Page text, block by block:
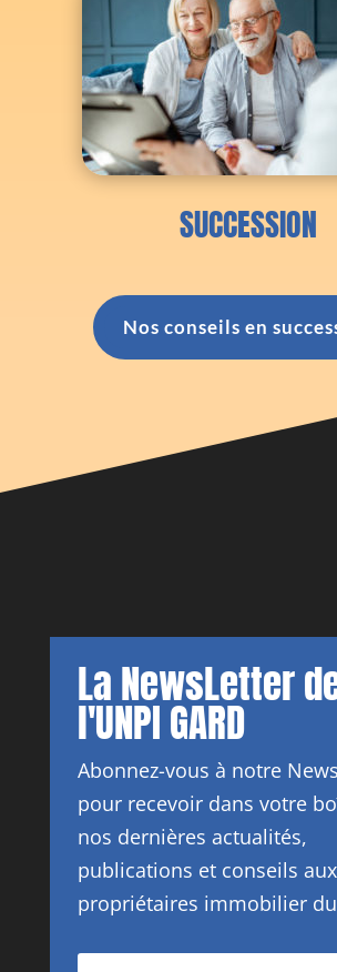
SUCCESSION
Nos conseils en
La NewsLetter
l'UNPI GARD
Abonnez-vous à notre
pour recevoir dans votre
nos dernières actualités,
publications et conseils aux
propriétaires immobilier